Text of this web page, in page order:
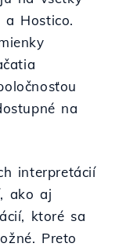
Hostico.
na
interpretácií
ako aj
ktoré sa
Preto